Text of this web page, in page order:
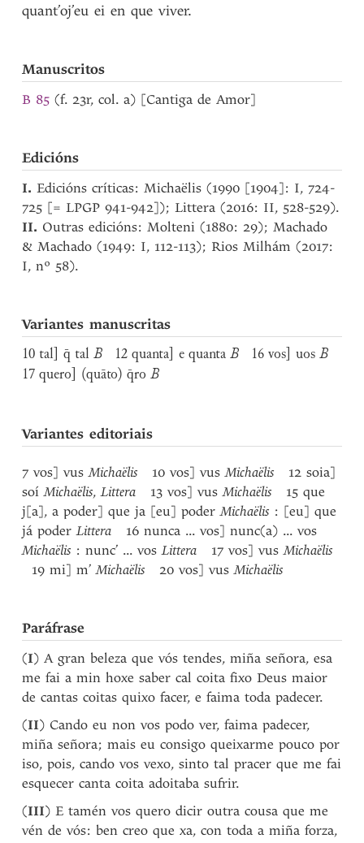
quant’oj’eu ei en que viver.
Manuscritos
B 85 (f. 23r, col. a) [Cantiga de Amor]
Edicións
I. Edicións críticas: Michaëlis (1990 [1904]: I, 724-
725 [= LPGP 941-942]); Littera (2016: II, 528-529).
II. Outras edicións: Molteni (1880: 29); Machado
& Machado (1949: I, 112-113); Rios Milhám (2017:
I, nº 58).
Variantes manuscritas
10 tal] q̄ talB 12 quanta] e quantaB 16 vos] uosB
17 quero] (quāto) q̄roB
Variantes editoriais
7 vos] vusMichaëlis 10 vos] vusMichaëlis 12 soia]
soíMichaëlis, Littera 13 vos] vusMichaëlis 15 que
j[a], a poder] que ja [eu] poderMichaëlis : [eu] que
já poderLittera 16 nunca ... vos] nunc(a) ... vos
Michaëlis : nunc’ ... vosLittera 17 vos] vusMichaëlis
19 mi] m’Michaëlis 20 vos] vusMichaëlis
Paráfrase
(I) A gran beleza que vós tendes, miña señora, esa
me fai a min hoxe saber cal coita fixo Deus maior
de cantas coitas quixo facer, e faima toda padecer.
(II) Cando eu non vos podo ver, faima padecer,
miña señora; mais eu consigo queixarme pouco por
iso, pois, cando vos vexo, sinto tal pracer que me fai
esquecer canta coita adoitaba sufrir.
(III) E tamén vos quero dicir outra cousa que me
vén de vós: ben creo que xa, con toda a miña forza,